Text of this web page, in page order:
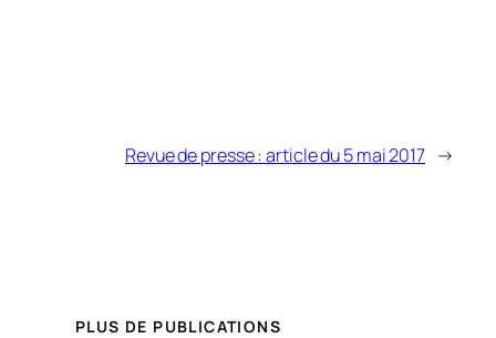
Revue de presse : article du 5 mai 2017 →
PLUS DE PUBLICATIONS